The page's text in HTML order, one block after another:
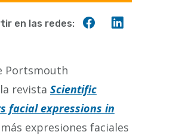
Compartir
en las redes:
Portsmouth
revista Scientific
facial expressions in
expresiones faciales